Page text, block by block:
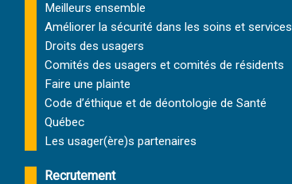
Meilleurs ensemble
Améliorer la sécurité dans les soins et services
Droits des usagers
Comités des usagers et comités de résidents
Faire une plainte
Code d’éthique et de déontologie de Santé
Québec
Les usager(ère)s partenaires
Recrutement